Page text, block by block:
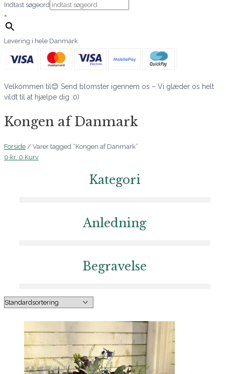
Indtast søgeord
×
Levering i hele Danmark
Velkommen til😊 Send blomster igennem os – Vi glæder os helt
vildt til at hjælpe dig :0)
Kongen af Danmark
Forside / Varer tagged “Kongen af Danmark”
0 kr. 0 Kurv
Kategori
Anledning
Begravelse